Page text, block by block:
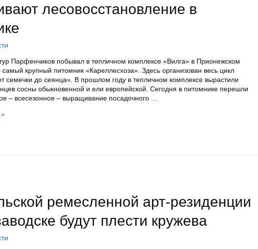
лесовосстановление в
Парфенчиков побывал в тепличном комплексе «Вилга» в Прионежском
крупный питомник «Кареллесхоза». Здесь организован весь цикл
семечки до сеянца». В прошлом году в тепличном комплексе вырастили
сосны обыкновенной и ели европейской. Сегодня в питомнике перешли
– всесезонное – выращивание посадочного …
ремесленной арт-резиденции
будут плести кружева